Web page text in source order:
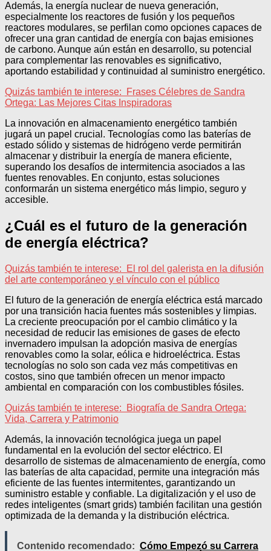
Además, la energía nuclear de nueva generación,
especialmente los reactores de fusión y los pequeños
reactores modulares, se perfilan como opciones capaces de
ofrecer una gran cantidad de energía con bajas emisiones
de carbono. Aunque aún están en desarrollo, su potencial
para complementar las renovables es significativo,
aportando estabilidad y continuidad al suministro energético.
Quizás también te interese:
Frases Célebres de Sandra
Ortega: Las Mejores Citas Inspiradoras
La innovación en almacenamiento energético también
jugará un papel crucial. Tecnologías como las baterías de
estado sólido y sistemas de hidrógeno verde permitirán
almacenar y distribuir la energía de manera eficiente,
superando los desafíos de intermitencia asociados a las
fuentes renovables. En conjunto, estas soluciones
conformarán un sistema energético más limpio, seguro y
accesible.
¿Cuál es el futuro de la generación
de energía eléctrica?
Quizás también te interese:
El rol del galerista en la difusión
del arte contemporáneo y el vínculo con el público
El futuro de la generación de energía eléctrica está marcado
por una transición hacia fuentes más sostenibles y limpias.
La creciente preocupación por el cambio climático y la
necesidad de reducir las emisiones de gases de efecto
invernadero impulsan la adopción masiva de energías
renovables como la solar, eólica e hidroeléctrica. Estas
tecnologías no solo son cada vez más competitivas en
costos, sino que también ofrecen un menor impacto
ambiental en comparación con los combustibles fósiles.
Quizás también te interese:
Biografía de Sandra Ortega:
Vida, Carrera y Patrimonio
Además, la innovación tecnológica juega un papel
fundamental en la evolución del sector eléctrico. El
desarrollo de sistemas de almacenamiento de energía, como
las baterías de alta capacidad, permite una integración más
eficiente de las fuentes intermitentes, garantizando un
suministro estable y confiable. La digitalización y el uso de
redes inteligentes (smart grids) también facilitan una gestión
optimizada de la demanda y la distribución eléctrica.
Contenido recomendado: Cómo Empezó su Carrera